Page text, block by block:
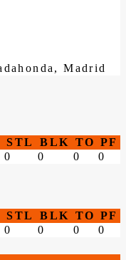
Madrid
STL BLK TO PF
0 0 0 0
STL BLK TO PF
0 0 0 0